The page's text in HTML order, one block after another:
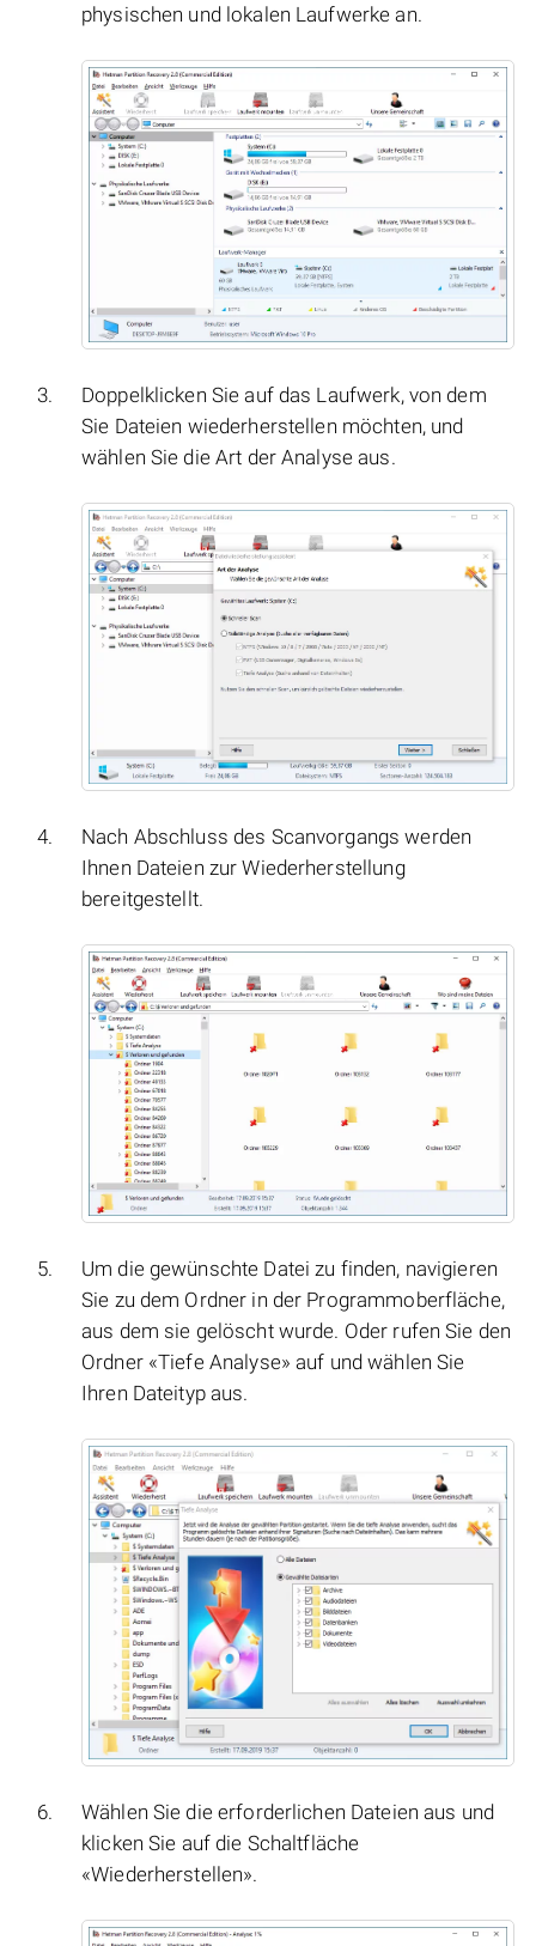
physischen und lokalen Laufwerke an.
Doppelklicken Sie auf das Laufwerk, von dem
Sie Dateien wiederherstellen möchten, und
wählen Sie die Art der Analyse aus.
Nach Abschluss des Scanvorgangs werden
Ihnen Dateien zur Wiederherstellung
bereitgestellt.
Um die gewünschte Datei zu finden, navigieren
Sie zu dem Ordner in der Programmoberfläche,
aus dem sie gelöscht wurde. Oder rufen Sie den
Ordner «Tiefe Analyse» auf und wählen Sie
Ihren Dateityp aus.
Wählen Sie die erforderlichen Dateien aus und
klicken Sie auf die Schaltfläche
«Wiederherstellen».